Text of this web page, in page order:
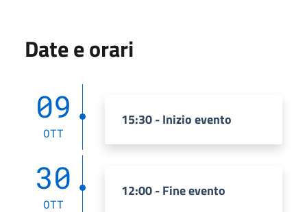
Date e orari
09
OTT
15:30 - Inizio evento
30
OTT
12:00 - Fine evento